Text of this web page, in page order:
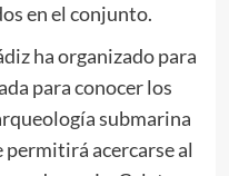
en el conjunto.
ha organizado para
para conocer los
submarina
permitirá acercarse al